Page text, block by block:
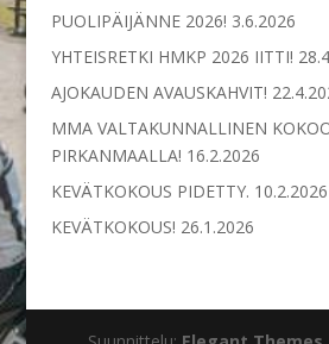
PUOLIPÄIJÄNNE 2026! 3.6.2026
YHTEISRETKI HMKP 2026 IITTI!
AJOKAUDEN AVAUSKAHVIT!
MMA VALTAKUNNALLINEN
PIRKANMAALLA! 16.2.2026
KEVÄTKOKOUS PIDETTY. 10.2.2026
KEVÄTKOKOUS! 26.1.2026